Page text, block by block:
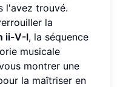
l'avez trouvé.
la
ii-V-I, la séquence
musicale
montrer une
la maîtriser en